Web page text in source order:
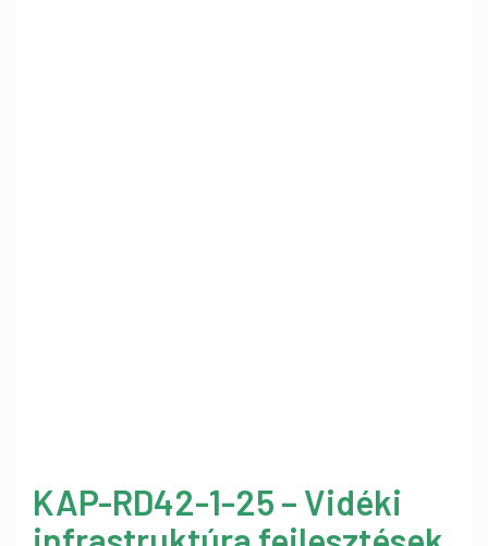
KAP-RD42-1-25 – Vidéki